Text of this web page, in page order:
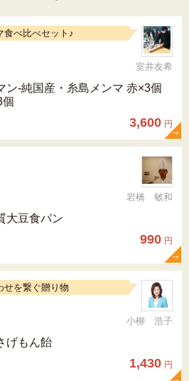
食べ比べセット♪
室井友希
ン-純国産・糸島メンマ 赤×3個
個
3,600 円
岩橋 敏和
大豆食パン
990 円
せを繋ぐ贈り物
小柳 浩子
げもん飴
1,430 円